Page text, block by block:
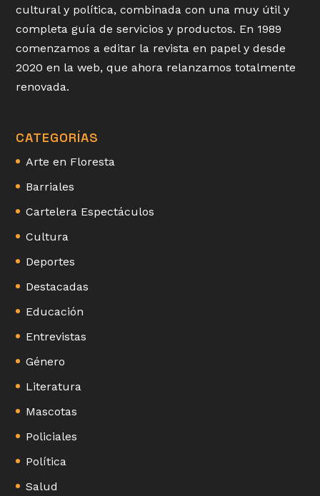
cultural y política, combinada con una muy útil y
completa guía de servicios y productos. En 1989
comenzamos a editar la revista en papel y desde
2020 en la web, que ahora relanzamos totalmente
renovada.
CATEGORÍAS
Arte en Floresta
Barriales
Cartelera Espectáculos
Cultura
Deportes
Destacadas
Educación
Entrevistas
Género
Literatura
Mascotas
Policiales
Política
Salud